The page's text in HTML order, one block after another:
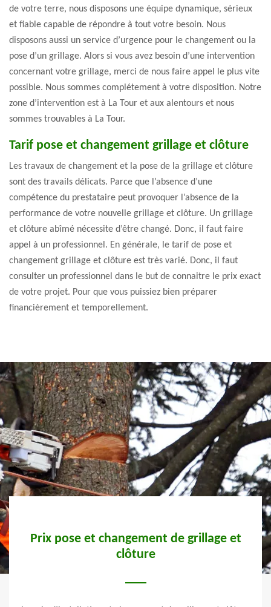
de votre terre, nous disposons une équipe dynamique, sérieux
et fiable capable de répondre à tout votre besoin. Nous
disposons aussi un service d’urgence pour le changement ou la
pose d’un grillage. Alors si vous avez besoin d’une intervention
concernant votre grillage, merci de nous faire appel le plus vite
possible. Nous sommes complétement à votre disposition. Notre
zone d’intervention est à La Tour et aux alentours et nous
sommes trouvables à La Tour.
Tarif pose et changement grillage et clôture
Les travaux de changement et la pose de la grillage et clôture
sont des travails délicats. Parce que l’absence d’une
compétence du prestataire peut provoquer l’absence de la
performance de votre nouvelle grillage et clôture. Un grillage
et clôture abîmé nécessite d’être changé. Donc, il faut faire
appel à un professionnel. En générale, le tarif de pose et
changement grillage et clôture est très varié. Donc, il faut
consulter un professionnel dans le but de connaitre le prix exact
de votre projet. Pour que vous puissiez bien préparer
financièrement et temporellement.
Prix pose et changement de grillage et
clôture